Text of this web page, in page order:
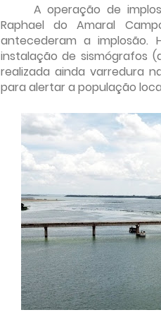
A operação de
Raphael do Amaral
antecederam a
instalação de sismógrafos
realizada ainda varredura
para alertar a população